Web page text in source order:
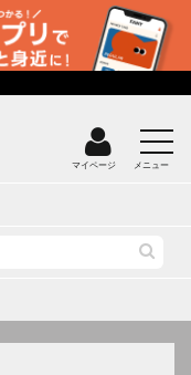
マイページ メニュー